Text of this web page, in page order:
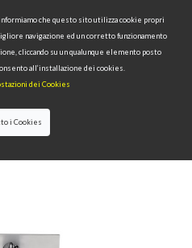
>FLO
che questo sito utilizza cookie propri
navigazione ed un corretto funzionamento
cliccando su un qualunque elemento posto
all’installazione dei cookies.
dei Cookies
i Cookies